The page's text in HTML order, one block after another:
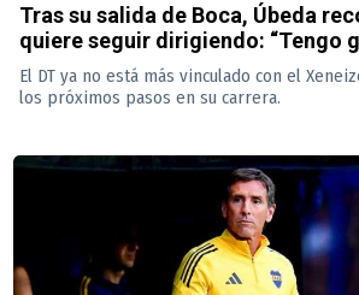
Tras su salida de Boca, Úbeda
quiere seguir dirigiendo: “Tengo
El DT ya no está más vinculado con el
los próximos pasos en su carrera.